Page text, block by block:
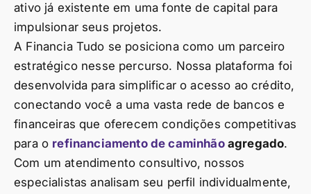
ativo já existente em uma fonte de capital para
impulsionar seus projetos.
A Financia Tudo se posiciona como um parceiro
estratégico nesse percurso. Nossa plataforma foi
desenvolvida para simplificar o acesso ao crédito,
conectando você a uma vasta rede de bancos e
financeiras que oferecem condições competitivas
para o refinanciamento de caminhãoagregado.
Com um atendimento consultivo, nossos
especialistas analisam seu perfil individualmente,